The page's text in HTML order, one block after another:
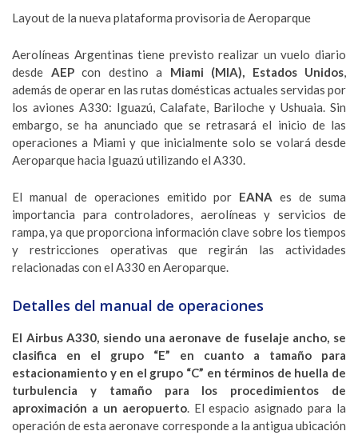
Layout de la nueva plataforma provisoria de Aeroparque
Aerolíneas Argentinas tiene previsto realizar un vuelo diario
desde AEPcon destino a Miami (MIA), Estados Unidos,
además de operar en las rutas domésticas actuales servidas por
los aviones A330: Iguazú, Calafate, Bariloche y Ushuaia. Sin
embargo, se ha anunciado que se retrasará el inicio de las
operaciones a Miami y que inicialmente solo se volará desde
Aeroparque hacia Iguazú utilizando el A330.
El manual de operaciones emitido por EANA es de suma
importancia para controladores, aerolíneas y servicios de
rampa, ya que proporciona información clave sobre los tiempos
y restricciones operativas que regirán las actividades
relacionadas con el A330 en Aeroparque.
Detalles del manual de operaciones
El Airbus A330, siendo una aeronave de fuselaje ancho, se
clasifica en el grupo “E” en cuanto a tamaño para
estacionamiento y en el grupo “C” en términos de huella de
turbulencia y tamaño para los procedimientos de
aproximación a un aeropuerto. El espacio asignado para la
operación de esta aeronave corresponde a la antigua ubicación